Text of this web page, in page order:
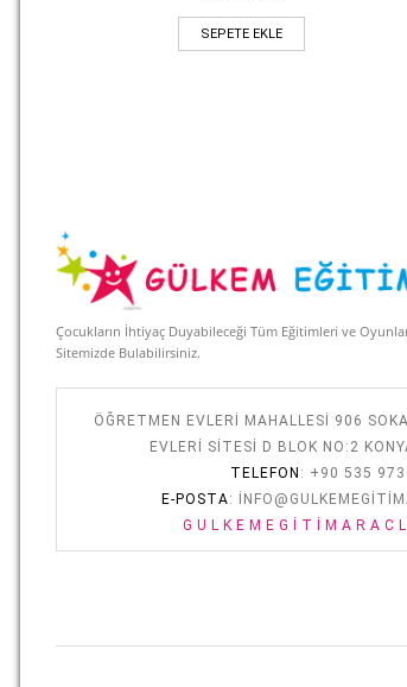
SEPETE EKLE
Çocukların İhtiyaç Duyabileceği Tüm Eğitimleri ve
Sitemizde Bulabilirsiniz.
ÖĞRETMEN EVLERI MAHALLESI 906
EVLERI SITESI D BLOK NO:2
TELEFON : +90 535
E-POSTA: